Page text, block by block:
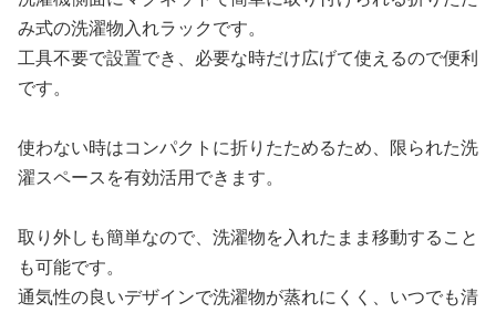
み式の洗濯物入れラックです。
工具不要で設置でき、必要な時だけ広げて使えるので便利
です。
使わない時はコンパクトに折りたためるため、限られた洗
濯スペースを有効活用できます。
取り外しも簡単なので、洗濯物を入れたまま移動すること
も可能です。
通気性の良いデザインで洗濯物が蒸れにくく、いつでも清